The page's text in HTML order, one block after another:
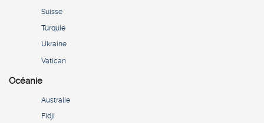
Suisse
Turquie
Ukraine
Vatican
Océanie
Australie
Fidji